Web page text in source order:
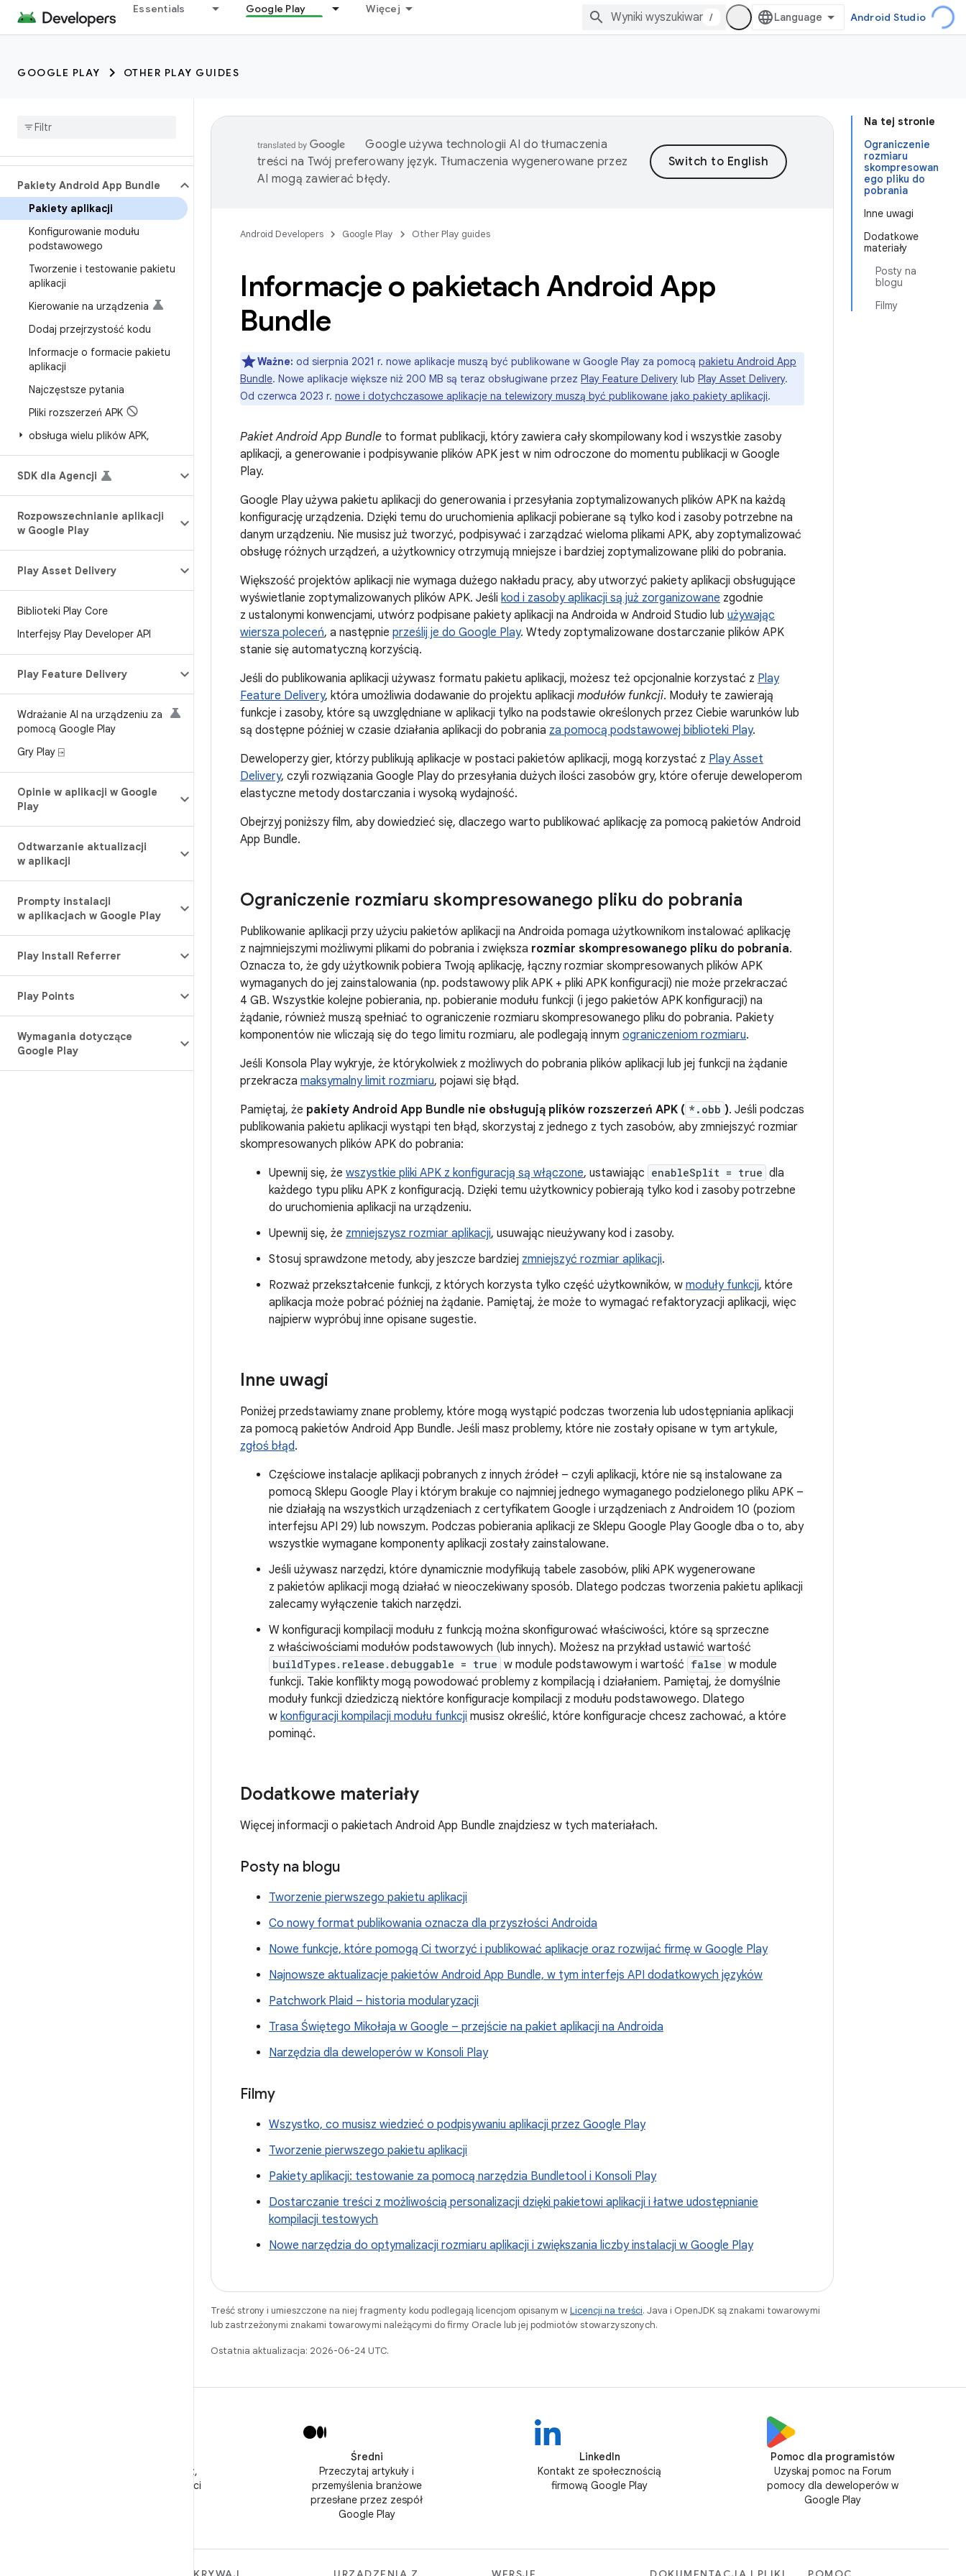
Essentials Google Play Więcej
/ Android Studio
GOOGLE PLAY OTHER PLAY GUIDES
Pakiety Android App Bundle
Pakiety aplikacji
Konfigurowanie modułu
podstawowego
Tworzenie i testowanie pakietu
aplikacji
Kierowanie na urządzenia
Dodaj przejrzystość kodu
Informacje o formacie pakietu
aplikacji
Najczęstsze pytania
Pliki rozszerzeń APK
obsługa wielu plików APK,
SDK dla Agencji
Rozpowszechnianie aplikacji
w Google Play
Play Asset Delivery
Biblioteki Play Core
Interfejsy Play Developer API
Play Feature Delivery
Wdrażanie AI na urządzeniu za
pomocą Google Play
Gry Play ⍈
Opinie w aplikacji w Google
Play
Odtwarzanie aktualizacji
w aplikacji
Prompty instalacji
w aplikacjach w Google Play
Play Install Referrer
Play Points
Wymagania dotyczące
Google Play
Na tej stronie
Ograniczenie
rozmiaru
skompresowan
ego pliku do
pobrania
Inne uwagi
Dodatkowe
materiały
Posty na
blogu
Filmy
Google używa technologii AI do tłumaczenia
treści na Twój preferowany język. Tłumaczenia wygenerowane przez
AI mogą zawierać błędy.
Android Developers Google Play Other Play guides
Informacje o pakietach Android App
Bundle
Ważne: od sierpnia 2021 r. nowe aplikacje muszą być publikowane w Google Play za pomocą pakietu Android App
Bundle. Nowe aplikacje większe niż 200 MB są teraz obsługiwane przez Play Feature Delivery lub Play Asset Delivery.
Od czerwca 2023 r. nowe i dotychczasowe aplikacje na telewizory muszą być publikowane jako pakiety aplikacji.
Pakiet Android App Bundle to format publikacji, który zawiera cały skompilowany kod i wszystkie zasoby
aplikacji, a generowanie i podpisywanie plików APK jest w nim odroczone do momentu publikacji w Google
Play.
Google Play używa pakietu aplikacji do generowania i przesyłania zoptymalizowanych plików APK na każdą
konfigurację urządzenia. Dzięki temu do uruchomienia aplikacji pobierane są tylko kod i zasoby potrzebne na
danym urządzeniu. Nie musisz już tworzyć, podpisywać i zarządzać wieloma plikami APK, aby zoptymalizować
obsługę różnych urządzeń, a użytkownicy otrzymują mniejsze i bardziej zoptymalizowane pliki do pobrania.
Większość projektów aplikacji nie wymaga dużego nakładu pracy, aby utworzyć pakiety aplikacji obsługujące
wyświetlanie zoptymalizowanych plików APK. Jeśli kod i zasoby aplikacji są już zorganizowane zgodnie
z ustalonymi konwencjami, utwórz podpisane pakiety aplikacji na Androida w Android Studio lub używając
wiersza poleceń, a następnie prześlij je do Google Play. Wtedy zoptymalizowane dostarczanie plików APK
stanie się automatyczną korzyścią.
Jeśli do publikowania aplikacji używasz formatu pakietu aplikacji, możesz też opcjonalnie korzystać z Play
Feature Delivery, która umożliwia dodawanie do projektu aplikacji modułów funkcji. Moduły te zawierają
funkcje i zasoby, które są uwzględniane w aplikacji tylko na podstawie określonych przez Ciebie warunków lub
są dostępne później w czasie działania aplikacji do pobrania za pomocą podstawowej biblioteki Play.
Deweloperzy gier, którzy publikują aplikacje w postaci pakietów aplikacji, mogą korzystać z Play Asset
Delivery, czyli rozwiązania Google Play do przesyłania dużych ilości zasobów gry, które oferuje deweloperom
elastyczne metody dostarczania i wysoką wydajność.
Obejrzyj poniższy film, aby dowiedzieć się, dlaczego warto publikować aplikację za pomocą pakietów Android
App Bundle.
Ograniczenie rozmiaru skompresowanego pliku do pobrania
Publikowanie aplikacji przy użyciu pakietów aplikacji na Androida pomaga użytkownikom instalować aplikację
z najmniejszymi możliwymi plikami do pobrania i zwiększa rozmiar skompresowanego pliku do pobrania.
Oznacza to, że gdy użytkownik pobiera Twoją aplikację, łączny rozmiar skompresowanych plików APK
wymaganych do jej zainstalowania (np. podstawowy plik APK + pliki APK konfiguracji) nie może przekraczać
4 GB. Wszystkie kolejne pobierania, np. pobieranie modułu funkcji (i jego pakietów APK konfiguracji) na
żądanie, również muszą spełniać to ograniczenie rozmiaru skompresowanego pliku do pobrania. Pakiety
komponentów nie wliczają się do tego limitu rozmiaru, ale podlegają innym ograniczeniom rozmiaru.
Jeśli Konsola Play wykryje, że którykolwiek z możliwych do pobrania plików aplikacji lub jej funkcji na żądanie
przekracza maksymalny limit rozmiaru, pojawi się błąd.
Pamiętaj, że pakiety Android App Bundle nie obsługują plików rozszerzeń APK ( *.obb ). Jeśli podczas
publikowania pakietu aplikacji wystąpi ten błąd, skorzystaj z jednego z tych zasobów, aby zmniejszyć rozmiar
skompresowanych plików APK do pobrania:
Upewnij się, że wszystkie pliki APK z konfiguracją są włączone, ustawiając enableSplit = true dla
każdego typu pliku APK z konfiguracją. Dzięki temu użytkownicy pobierają tylko kod i zasoby potrzebne
do uruchomienia aplikacji na urządzeniu.
Upewnij się, że zmniejszysz rozmiar aplikacji, usuwając nieużywany kod i zasoby.
Stosuj sprawdzone metody, aby jeszcze bardziej zmniejszyć rozmiar aplikacji.
Rozważ przekształcenie funkcji, z których korzysta tylko część użytkowników, w moduły funkcji, które
aplikacja może pobrać później na żądanie. Pamiętaj, że może to wymagać refaktoryzacji aplikacji, więc
najpierw wypróbuj inne opisane sugestie.
Inne uwagi
Poniżej przedstawiamy znane problemy, które mogą wystąpić podczas tworzenia lub udostępniania aplikacji
za pomocą pakietów Android App Bundle. Jeśli masz problemy, które nie zostały opisane w tym artykule,
zgłoś błąd.
Częściowe instalacje aplikacji pobranych z innych źródeł – czyli aplikacji, które nie są instalowane za
pomocą Sklepu Google Play i którym brakuje co najmniej jednego wymaganego podzielonego pliku APK –
nie działają na wszystkich urządzeniach z certyfikatem Google i urządzeniach z Androidem 10 (poziom
interfejsu API 29) lub nowszym. Podczas pobierania aplikacji ze Sklepu Google Play Google dba o to, aby
wszystkie wymagane komponenty aplikacji zostały zainstalowane.
Jeśli używasz narzędzi, które dynamicznie modyfikują tabele zasobów, pliki APK wygenerowane
z pakietów aplikacji mogą działać w nieoczekiwany sposób. Dlatego podczas tworzenia pakietu aplikacji
zalecamy wyłączenie takich narzędzi.
W konfiguracji kompilacji modułu z funkcją można skonfigurować właściwości, które są sprzeczne
z właściwościami modułów podstawowych (lub innych). Możesz na przykład ustawić wartość
buildTypes.release.debuggable = true w module podstawowym i wartość false w module
funkcji. Takie konflikty mogą powodować problemy z kompilacją i działaniem. Pamiętaj, że domyślnie
moduły funkcji dziedziczą niektóre konfiguracje kompilacji z modułu podstawowego. Dlatego
w konfiguracji kompilacji modułu funkcji musisz określić, które konfiguracje chcesz zachować, a które
pominąć.
Dodatkowe materiały
Więcej informacji o pakietach Android App Bundle znajdziesz w tych materiałach.
Posty na blogu
Tworzenie pierwszego pakietu aplikacji
Co nowy format publikowania oznacza dla przyszłości Androida
Nowe funkcje, które pomogą Ci tworzyć i publikować aplikacje oraz rozwijać firmę w Google Play
Najnowsze aktualizacje pakietów Android App Bundle, w tym interfejs API dodatkowych języków
Patchwork Plaid – historia modularyzacji
Trasa Świętego Mikołaja w Google – przejście na pakiet aplikacji na Androida
Narzędzia dla deweloperów w Konsoli Play
Filmy
Wszystko, co musisz wiedzieć o podpisywaniu aplikacji przez Google Play
Tworzenie pierwszego pakietu aplikacji
Pakiety aplikacji: testowanie za pomocą narzędzia Bundletool i Konsoli Play
Dostarczanie treści z możliwością personalizacji dzięki pakietowi aplikacji i łatwe udostępnianie
kompilacji testowych
Nowe narzędzia do optymalizacji rozmiaru aplikacji i zwiększania liczby instalacji w Google Play
Treść strony i umieszczone na niej fragmenty kodu podlegają licencjom opisanym wLicencji na treści. Java i OpenJDK są znakami towarowymi
lub zastrzeżonymi znakami towarowymi należącymi do firmy Oracle lub jej podmiotów stowarzyszonych.
Ostatnia aktualizacja: 2026-06-24 UTC.
Obserwuj @GooglePlayBiz,
aby otrzymywać wiadomości
Średni
Przeczytaj artykuły i
przemyślenia branżowe
przesłane przez zespół
Google Play
LinkedIn
Kontakt ze społecznością
firmową Google Play
Pomoc dla programistów
Uzyskaj pomoc na Forum
pomocy dla deweloperów w
Google Play